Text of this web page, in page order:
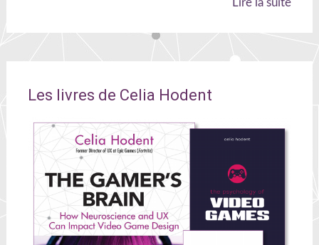
Lire la suite
Les livres de Celia Hodent